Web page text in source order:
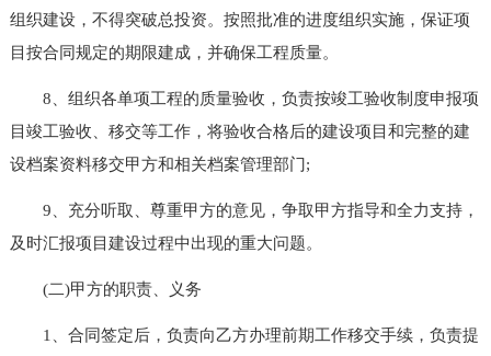
组织建设，不得突破总投资。按照批准的进度组织实施，保证项
目按合同规定的期限建成，并确保工程质量。
8、组织各单项工程的质量验收，负责按竣工验收制度申报项
目竣工验收、移交等工作，将验收合格后的建设项目和完整的建
设档案资料移交甲方和相关档案管理部门;
9、充分听取、尊重甲方的意见，争取甲方指导和全力支持，
及时汇报项目建设过程中出现的重大问题。
(二)甲方的职责、义务
1、合同签定后，负责向乙方办理前期工作移交手续，负责提